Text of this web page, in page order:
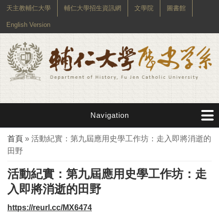
天主教輔仁大學 輔仁大學招生資訊網 文學院 圖書館
English Version
Navigation
您在這裡
首頁 » 活動紀實：第九屆應用史學工作坊：走入即將消逝的
田野
活動紀實：第九屆應用史學工作坊：走
入即將消逝的田野
https://reurl.cc/MX6474